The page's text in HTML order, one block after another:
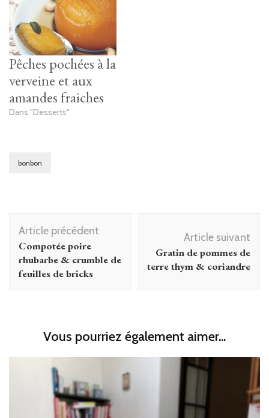
Pêches pochées à la
verveine et aux
amandes fraiches
Dans "Desserts"
bonbon
Navigation
d'article
Article précédent
Compotée poire
rhubarbe & crumble de
feuilles de bricks
Article suivant
Gratin de pommes de
terre thym & coriandre
Vous pourriez également aimer...